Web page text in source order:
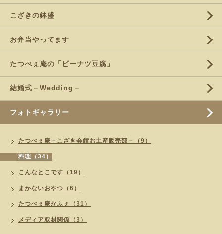
こざきの鉢盛
お弁当やってます
たつべぇ庵の「ピーナツ豆腐」
結婚式－Wedding－
フォトギャラリー
たつべぇ庵－こざき会館お土産販売部－（9）
料理（34）
こんなとこです（19）
まかないおやつ（6）
たつべぇ庵かふぇ（31）
メディア取材関係（3）